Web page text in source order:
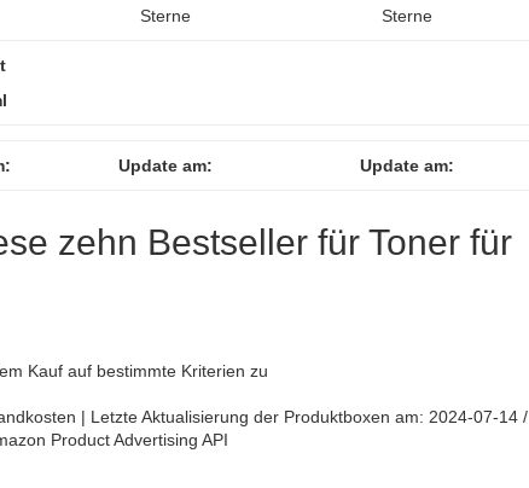
Sterne
Sterne
Update am: Update am:
zehn Bestseller für Toner für
Kauf auf bestimmte Kriterien zu
| Letzte Aktualisierung der Produktboxen am: 2024-07-14 /
Product Advertising API